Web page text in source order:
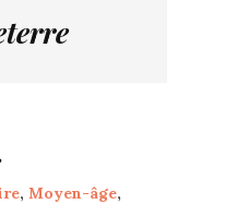
, Moyen-âge,